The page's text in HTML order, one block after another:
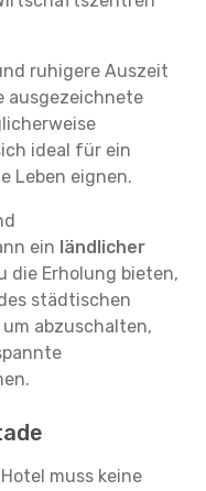
ruhigere Auszeit
ausgezeichnete
ideal für ein
Leben eignen.
ein ländlicher
die Erholung bieten,
städtischen
abzuschalten,
muss keine